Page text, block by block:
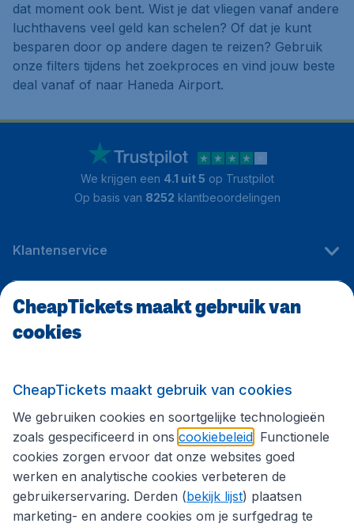
dat moment ook bent. Wist je dat vliegen vanaf andere
luchthavens veel geld kan schelen? Of dat je kunt
besparen door op andere dagen te reizen? Gebruik
onze filters tijdens het zoekproces en vind jouw beste
deal vanaf of naar Haneda Airport.
We krijgen een 4.1 uit 5 op Trustpilot
Op basis van 8252 klantbeoordelingen
Klantenservice
CheapTickets.be
Volg CheapTickets.be
CheapTickets maakt gebruik van
cookies
CheapTickets maakt gebruik van cookies
We gebruiken cookies en soortgelijke technologieën
zoals gespecificeerd in ons cookiebeleid . Functionele
cookies zorgen ervoor dat onze websites goed
werken en analytische cookies verbeteren de
gebruikerservaring. Derden (bekijk lijst) plaatsen
marketing- en andere cookies om je surfgedrag te